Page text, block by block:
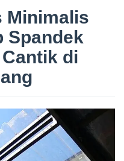
Minimalis
Spandek
di